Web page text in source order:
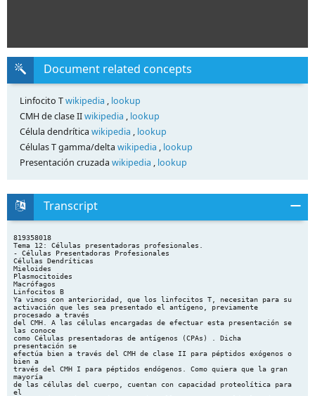
Document related concepts
Linfocito Twikipedia , lookup
CMH de clase IIwikipedia , lookup
Célula dendrítica wikipedia , lookup
Células T gamma/delta wikipedia , lookup
Presentación cruzada wikipedia , lookup
Transcript
819358018 Tema 12: Células presentadoras profesionales. - Células Presentadoras Profesionales Células Dendríticas Mieloides Plasmocitoides Macrófagos Linfocitos B Ya vimos con anterioridad, que los linfocitos T, necesitan para su activación que les sea presentado el antígeno, previamente procesado a través del CMH. A las células encargadas de efectuar esta presentación se las conoce como Células presentadoras de antígenos (CPAs) . Dicha presentación se efectúa bien a través del CMH de clase II para péptidos exógenos o bien a través del CMH I para péptidos endógenos. Como quiera que la gran mayoría de las células del cuerpo, cuentan con capacidad proteolítica para el procesamiento de proteínas y todas ellas expresan moléculas de clase I, todas ellas podrán actuar como CPAs. Sin embargo, la presentación de péptidos a través del CMH de clase dos esta restringida a las células fagocitarias, que son las únicas capaces de expresar esta molécula. Estos últimos tipos de células, son los que definen las denominadas células presentadoras profesionales, ya que serían las únicas capaces de presentar péptidos antigénicos tanto a través del CMH-I como del CMH-II Células Presentadoras Profesionales Las CPAs profesionales, para provocar una adecuada activación de los linfocitos, deben, como ya se ha mencionado, deben por un lado ser capaces de presentar péptidos antigénicos junto con moléculas CMH de ambas clases, y por otro ser capaces de provocar una segunda señal realizada a través de las denominadas moléculas coestimuladoras, especialmente la llamada B7 Las diferentes CPAs profesionales van a diferenciarse en ciertas propiedades y en la expresión de las moléculas coestimuladores y las del CMHII. (Cuadro) Células Dendríticas Son las especialistas en presentar los antígenos a las células T vírgenes. Sin embargo, esta función solo la realizaran las células dendríticas maduras que se convertirán en las estimuladoras más potentes de los linfocitos T vírgenes Las Células dendríticas (CD), tienen un doble origen, derivando tanto de los progenitores mieloides como linfoides, ambas se van a diferenciar por los 819358018. 08/08/2017 Pág. 1 de 6 819358018 receptores tipo Toll que expresan en su superficie. Células Dendríticas de origen mieloide Presentan los marcadores CD11c+ y CD123bajo. Se presentan en dos estadios que difieren tanto en su fenotipo como en su funcionalidad: CD inmaduras: Las CD inmaduras se encuentran de forma permanente en los tejidos periféricos, y al revés de lo cabría esperar de otros tipos celulares, en las que la inmadurez se asocia con su afuncionalidad, en este caso, no es así, cumpliendo dos funciones esenciales: 1.- Capturar y procesar antígenos en los tejidos periféricos. Su actividad en este sentido es extraordinaria. La captura de antígenos la efectúan sobre todo por endocitosis a través de receptores y macropinocitosis. Los receptores principales que actúan en la endocitosis serian; receptores para la fracción Fc de los anticuerpos, receptores CR3 y CR4 que actúan ligando fragmentos derivados del C3, receptores para proteínas de choque térmico, receptores scavenger (SR) y receptores lectina tipo C (CLR). Estos últimos tienen la particularidad que los antígenos interiorizados a su través son presentados tanto por la vía del CMH-II como del CMH-I, al liberar el antígeno directamente en el citoplasma celular. La macropinocitosis, no esta mediada por receptores y es la ingestión de grandes volúmenes de líquido 2.- Función de inmunovigilancia, al actuar como sensores del proceso inmunológico en el tejido periférico En este sentido hay que destacar que una de las características esenciales de este tipo celular es su plasticidad. El mismo tipo de célula enfrentadas a diferentes procesos inflamatorios, y en función del patrón de citoquinas, maduraran hacia perfiles diferentes, bien Th1, Th2 o bien iniciaran un proceso de tolerancia inmunológica. CD maduras: Una vez que las CDs inmaduras, han recibido estímulos inflamatorios o microbianos, especialmente a través de los TLR, que reconocerían los PAMP, se produce la inducción en las mismas de señales que llevaran a su maduración. Además de la maduración inducida por estímulos microbianos, las CDs pueden madurar por otros estímulos como son; citoquinas (TNF-α, IFN-), por contacto con otras células de la inmunidad innata (NK, Lδ), asi como por linfocitos T. En este último caso es primordial la interaccion del CD40 de las CDs con el CD40L expresado sobre la superficie de linfocitos T activados. Durante este proceso se producen una serie de cambios caracterizados por: 1.- Incremento de la expresión de receptores para quimioquinas, especialmente CCR7 para las quimioquinas CCL19 y CCL21, expresadas sobre todo en las HEV. 2.- Disminución de su capacidad endocítica, es decir perdida de la capacidad para capturar antígenos. 819358018. 08/08/2017 Pág. 2 de 6 819358018 3.- Incremento de la expresión de moléculas coestimuladoras CD40, CD80 (B7) y CD86 (receptor Fc) 4.- Aumento de la expresión del CMH-I y sobre todo CMH- II, lo que les permite presentar los péptidos de las proteínas que adquirieron en la fase inmadura de una forma estable y prolongada. 5.-Secreción de quimioquinas que atraen específicamente a las células T vírgenes. Esta quimioquina, llamada DC-CK, se expresa solo por las CD en los tejidos linfoides Juntamente con estos cambios se produce un incremento notable de la migración de las CDs inmaduras a los ganglios linfáticos, lugar donde en caso de infección se aglomeran gran cantidad de CDs maduras. Como ya se indico anteriormente la activación de diferentes TLRs, lleva a la producción de diferentes patrones de citoquinas lo que a su vez permite a las CDs madurar hacia distintos perfiles. De esta manera y a modo de resumen podríamos decir que las CD mieloides se producen en la médula ósea, desde donde migran a los tejidos periféricos. Allí presentan un fenotipo inmaduro, que se asocia con niveles bajos de moléculas CMH y la falta de expresión de la molécula coestimuladora B7, por lo que todavía no están equipadas para estimular a las células T vírgenes. Sin embargo, son muy activas fagocitando antígenos, tanto a través de receptores como por macropinocitosis. Estas CD inmaduras se encuentran en los tejidos periféricos. Cuando tiene lugar una infección y estimuladas por esta, migran por vía linfoide hasta los tejidos linfoides locales donde maduran para convertirse en células presentadoras de antígenos. En esta maduración tiene lugar una serie de cambios fenotípicos entre los que cabe resaltar: Un caso típico de CD inmaduras son las Células de Langerhans de la piel. Ocupan hasta el 25% del área superficial de la epidermis. Fagocitan activamente y contienen en su interior unos corpúsculos, llamados gránulos de Birbeck, que parecen ser fagosomas. La presencia de una infección desencadena la migración de estas células hacia los ganglios linfáticos regionales, se instalan en la zona T de los ganglios. Pierden rápidamente la capacidad de fagocitar y procesar antígenos y empiezan a expresar grandes cantidades de moléculas CMH y moléculas coestimuladoras B7 (que puede co-estimular a los linfocitos T vírgenes), así como gran cantidad de moléculas de adhesión (que interaccionan con las células T específicas para el antígeno). Células dendriticas de origen linfoide (plasmocitoides) Son células que difieren en sus características y funcionalidad de las anteriores. Se presentan, igualmente, en dos estados, inmaduro y maduro. Su aspecto morfológico es similar a las células plasmáticas. A diferencia de las anteriores las dendriticas plasmocitoides se ubican en la circulación y en los órganos linfoides secundarios y apenas tienen capacidad endocítica. Por su parte tampoco las maduras son capaces de activar los linfocitos T vírgenes. La 819358018. 08/08/2017 Pág. 3 de 6 819358018 presencia de los receptores tipo Toll 7 y 9 que reconocen ADN y RNA viral, conduce a estas células a la secreción grandes cantidades de interferones de tipo I (de 100 a 1000 veces más que una célula normal), desempeñando por ello un importante papel en la inmunidad antiviral. Además de estos interferones producen, aunque en cantidades mas moderadas TNF e IL-6. En cambio no producen IL-1, e IL-12 entre otras, citoquinas, estas últimas, que si son producidas por las mieloides. Estas células se producen en la médula ósea, migrando posteriormente a las areas T de los órganos linfoides secundarios. Su migración esta mediada por la L-selectina y del receptor CCR7 (ligando de la quimioquina CCL19). Despues de su activación estas células maduran por dos vías principales: 1.- Mediada por IFN-I, producidas por ellas mismas frente a la infección viral. Esta vía favorece la producción de IFN-gamma e IL-10, que lleva hacia un tipo de respuesta Th1. 2.- Mediada por IL-3, producida por eosinófilos, mastocitos y basófilos, en respuesta a las infecciones parasitarias. Esta segunda vía favorece la producción de IL-4, IL-5 e IL-10, que promueven hacia un tipo de respuesta Th2 En definitiva, parece que mientras que las mieloides tienen una importancia crucial en la activación de los linfocitos T vírgenes, las linfoides (plasmocitoides) están especializadas en la polarización (Th1 o Th2) de la respuesta, especialmente en las infecciones virales y parasitarias M Maaccrróóffaaggooss Los macrófagos son CPA que fagocitan activamente partículas grandes. Por su capacidad fagocitarla tienen una importante función en la presentación de agentes infecciosos fagocitados (en realidad sus componentes proteicos) a las células T, no a las vírgenes, función que cumplen en exclusividad las CDs mieloides, sino a las efectoras de memoria. Los macrófagos tienen constitutivamente una gran cantidad de receptores para componentes de las superficies microbianas. Sin embargo no tiene gran cantidad de moléculas de CMH de clase II. Durante el proceso infeccioso se secreta gamma-interferón que induce la expresión de moléculas de clase II y moléc